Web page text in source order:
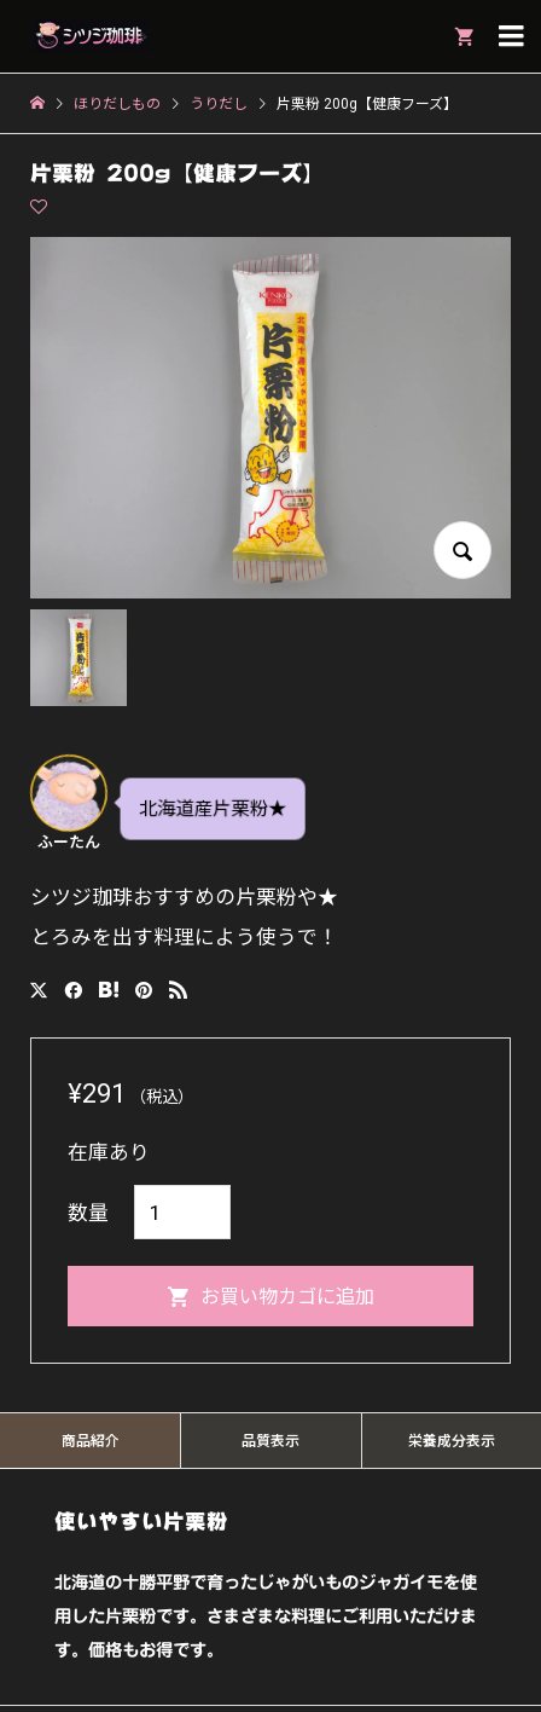

ほりだしもの うりだし 片栗粉 200g【健康フーズ】
片栗粉 200g【健康フーズ】
ふーたん
北海道産片栗粉★
シツジ珈琲おすすめの片栗粉や★
とろみを出す料理によう使うで！
¥291 （税込）
在庫あり
数量
片
栗
200g【健
康
個
お買い物カゴに追加
商品紹介 品質表示 栄養成分表示
使いやすい片栗粉
北海道の十勝平野で育ったじゃがいものジャガイモを使
用した片栗粉です。さまざまな料理にご利用いただけま
す。価格もお得です。